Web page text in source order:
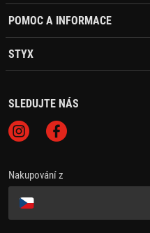
POMOC A INFORMACE
STYX
SLEDUJTE NÁS
Nakupování z